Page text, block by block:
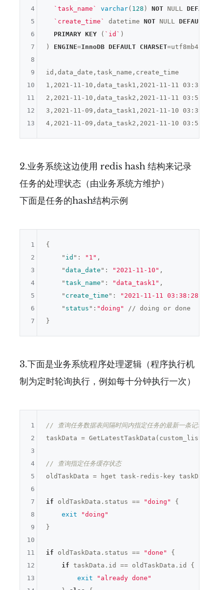
`task_name`
varchar( 128 ) NOT NULL DEFAULT
`create_time`
datetime NOT NULL DEFAULT
PRIMARY KEY ( `id` )
) ENGINE=InnoDB DEFAULT CHARSET=utf8mb4;
id,data_date,task_name,create_time
1,2021-11-10,data_task1,2021-11-11 03:38:28
2,2021-11-10,data_task2,2021-11-11 03:52:35
3,2021-11-09,data_task1,2021-11-10 03:39:44
4
5
6
7
8
9
10
11
12
13
2.业务系统这边使用 redis hash 结构来记录
任务的处理状态（由业务系统方维护）
下面是任务的hash结构示例
{
    "
id ": "1" ,
    "
data_date ": "2021-11-10" ,
    "
task_name ": "data_task1" ,
    "
create_time ": "2021-11-11 03:38:28"
    "
status ": "doing"
1
2
3
4
5
6
7
3.下面是业务系统程序处理逻辑（程序执行机
制为定时轮询执行，例如每十分钟执行一次）
// 查询任务数据表间隔时间内指定任务的最新一条记录
taskData =
// 查询指定任务缓存状态
oldTaskData = hget task-redis-key
if oldTaskData.status == "doing" {
exit
"doing"
}
if oldTaskData.status == "done" {
if taskData.id == oldTaskData.id {
exit
"already done"
1
2
3
4
5
6
7
8
9
10
11
12
13